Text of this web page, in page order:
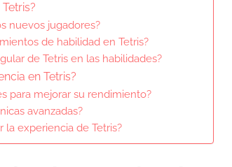
nuevos jugadores?
de habilidad en Tetris?
de Tetris en las habilidades?
en Tetris?
para mejorar su rendimiento?
avanzadas?
experiencia de Tetris?